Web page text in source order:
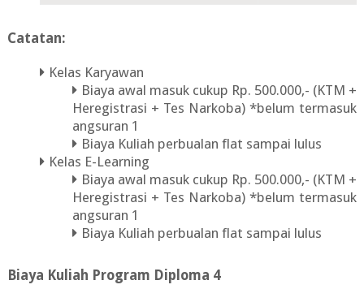
Catatan:
Kelas Karyawan
Biaya awal masuk cukup Rp. 500.000,- (KTM +
Heregistrasi + Tes Narkoba) *belum termasuk
angsuran 1
Biaya Kuliah perbualan flat sampai lulus
Kelas E-Learning
Biaya awal masuk cukup Rp. 500.000,- (KTM +
Heregistrasi + Tes Narkoba) *belum termasuk
angsuran 1
Biaya Kuliah perbualan flat sampai lulus
Biaya Kuliah Program Diploma 4